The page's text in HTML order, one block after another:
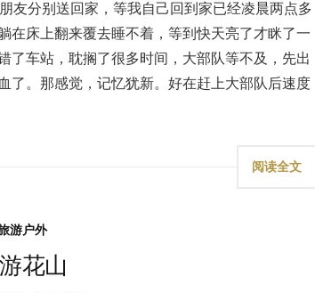
友分别送回家，等我自己回到家已经凌晨两点多
在床上翻来覆去睡不着，等到快天亮了才眯了一
了车站，耽搁了很多时间，大部队等不及，先出
了。那感觉，记忆犹新。好在赶上大部队后速度
阅读全文
游户外
花山